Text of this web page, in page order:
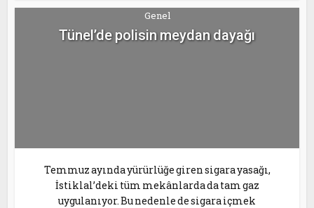
Genel
Tünel’de polisin meydan dayağı
Temmuz ayında yürürlüğe giren sigara yasağı,
İstiklal’deki tüm mekânlarda da tam gaz
uygulanıyor. Bu nedenle de sigara içmek